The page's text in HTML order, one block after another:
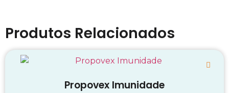
Produtos Relacionados
Propovex Imunidade